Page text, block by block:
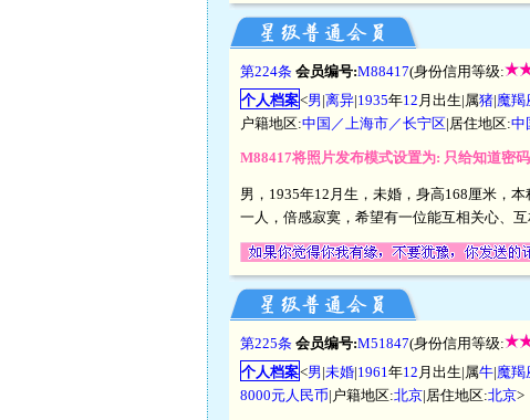
第224条 会员编号:M88417(身份信用等级:
个人档案<男|离异|1935年12 月出生|属猪|魔羯
户籍地区:中国／上海市／长宁区|居住地区:中
M88417将照片发布模式设置为: 只给知道密
男，1935年12月生，未婚，身高168厘米，
一人，倍感寂寞，希望有一位能互相关心、
第225条 会员编号:M51847(身份信用等级:
个人档案<男|未婚|1961 年12 月出生|属牛|魔羯
8000元人民币|户籍地区:北京|居住地区:北京>